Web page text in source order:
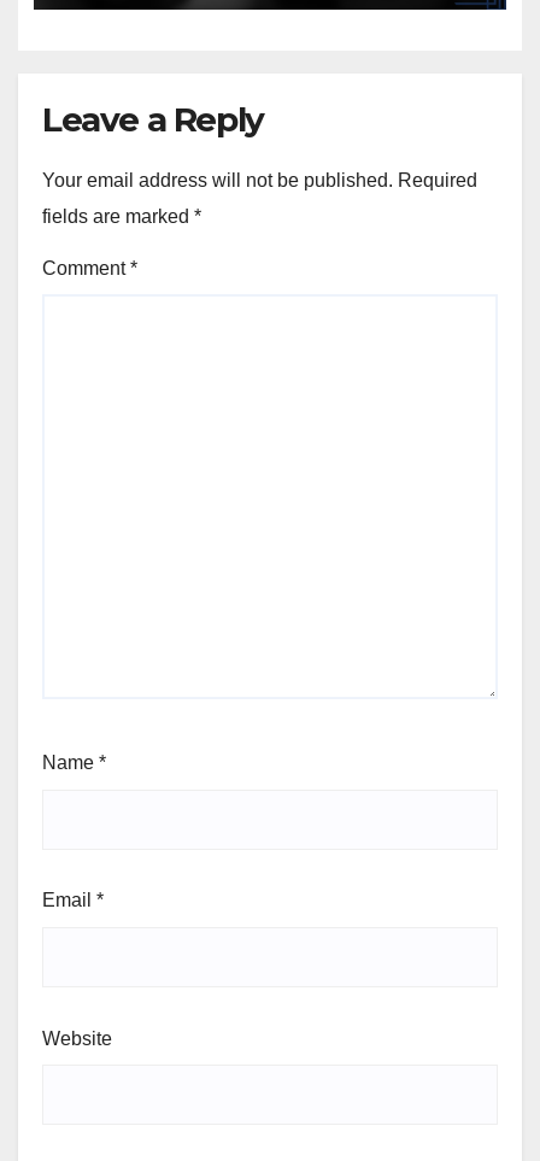
Leave a Reply
Your email address will not be published. Required
fields are marked *
Comment*
Name *
Email *
Website